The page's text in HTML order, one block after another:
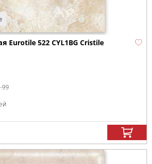
Eurotile 522 CYL1BG Cristile
-99